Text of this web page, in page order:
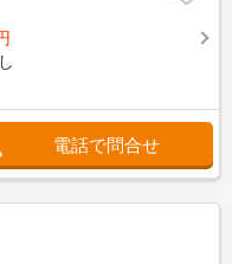
電話で問合せ